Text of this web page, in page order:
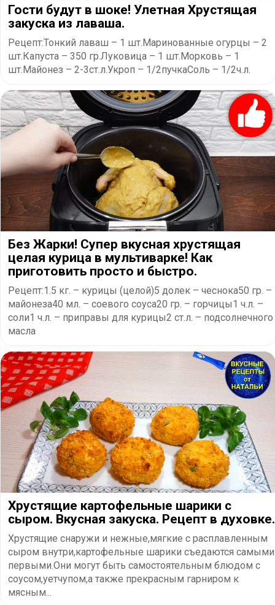
Гости будут в шоке! Улетная Хрустящая
закуска из лаваша.
Рецепт:Тонкий лаваш – 1 шт.Маринованные огурцы – 2
шт.Капуста – 350 гр.Луковица – 1 шт.Морковь – 1
шт.Майонез – 2-3ст.л.Укроп – 1/2пучкаСоль – 1/2ч.л.
Без Жарки! Супер вкусная хрустящая
целая курица в мультиварке! Как
приготовить просто и быстро.
Рецепт:1.5 кг. – курицы (целой)5 долек – чеснока50 гр. –
майонеза40 мл. – соевого соуса20 гр. – горчицы1 ч.л. –
соли1 ч.л. – приправы для курицы2 ст.л. – подсолнечного
масла
Хрустящие картофельные шарики с
сыром. Вкусная закуска. Рецепт в духовке.
Хрустящие снаружи и нежные,мягкие с расплавленным
сыром внутри,картофельные шарики съедаются самыми
первыми.Они могут быть самостоятельным блюдом с
соусом,уетчупом,а также прекрасным гарниром к
мясным...